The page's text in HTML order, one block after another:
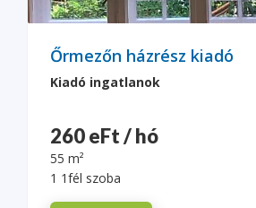
Őrmezőn házrész kiadó
Kiadó ingatlanok
260 eFt / hó
55 m²
1 1fél szoba